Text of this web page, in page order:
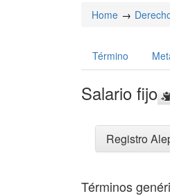
Home
Término
Salario fijo
Registro
Términos